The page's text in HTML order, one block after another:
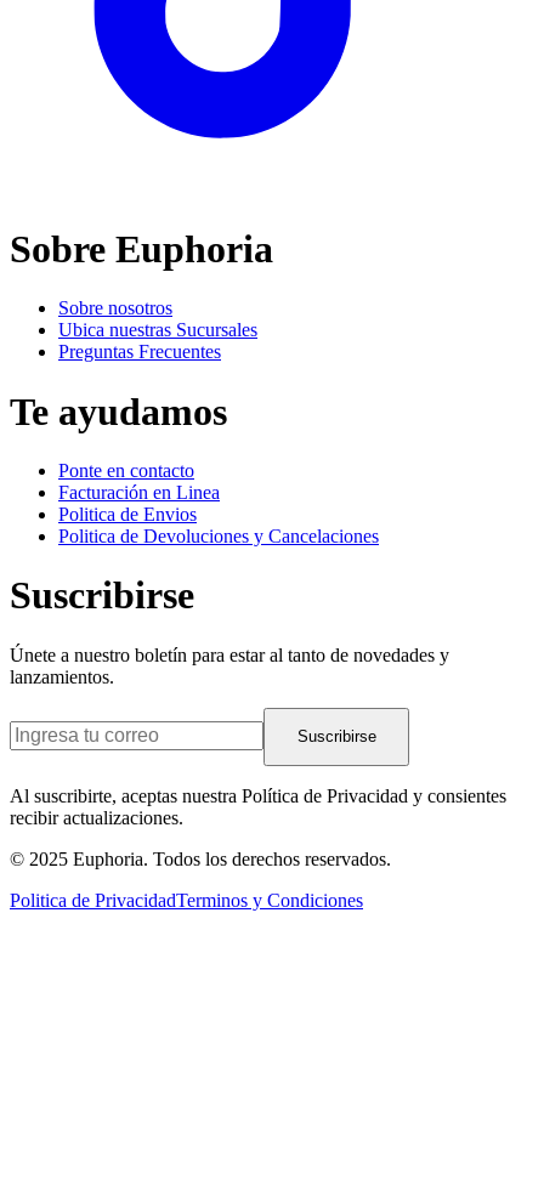
Sobre Euphoria
Sobre nosotros
Ubica nuestras Sucursales
Preguntas Frecuentes
Te ayudamos
Ponte en contacto
Facturación en Linea
Politica de Envios
Politica de Devoluciones y Cancelaciones
Suscribirse
Únete a nuestro boletín para estar al tanto de novedades y
lanzamientos.
Suscribirse
Al suscribirte, aceptas nuestra Política de Privacidad y consientes
recibir actualizaciones.
© 2025 Euphoria. Todos los derechos reservados.
Politica de PrivacidadTerminos y Condiciones